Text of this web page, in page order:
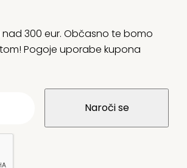
nad 300 eur. Občasno te bomo
Pogoje uporabe kupona